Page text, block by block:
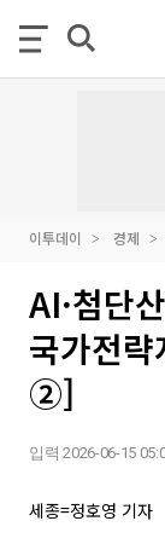
이투데이 경제
AI·첨단
국가전
②]
입력 2026-06-15
세종=정호영 기자